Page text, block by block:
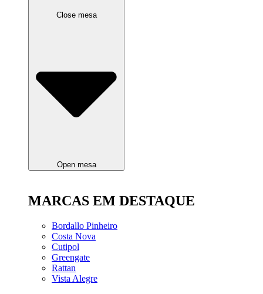
Close mesa
Open mesa
MARCAS EM DESTAQUE
Bordallo Pinheiro
Costa Nova
Cutipol
Greengate
Rattan
Vista Alegre